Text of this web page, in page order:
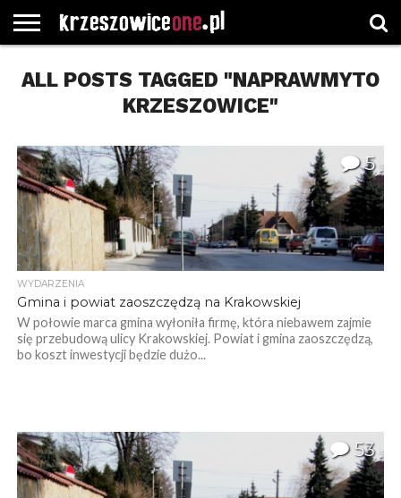
GŁÓWNA
WYBORY
SAMORZĄDOWE
WYBIERZ
KATEGORIE
ROZKŁADY
JAZDY
GREGORCZYK
WATCH
KONTAKT
ALL POSTS TAGGED "NAPRAWMYTO
KRZESZOWICE"
5
WYDARZENIA
Gmina i powiat zaoszczędzą na Krakowskiej
W połowie marca gmina wyłoniła firmę, która niebawem zajmie
się przebudową ulicy Krakowskiej. Powiat i gmina zaoszczędzą,
bo koszt inwestycji będzie dużo...
53